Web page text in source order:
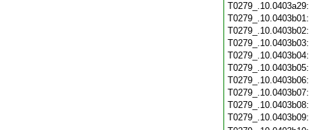
T0279_.10.0403a29:
T0279_.10.0403b01:
T0279_.10.0403b02:
T0279_.10.0403b03:
T0279_.10.0403b04:
T0279_.10.0403b05:
T0279_.10.0403b06:
T0279_.10.0403b07:
T0279_.10.0403b08:
T0279_.10.0403b09: